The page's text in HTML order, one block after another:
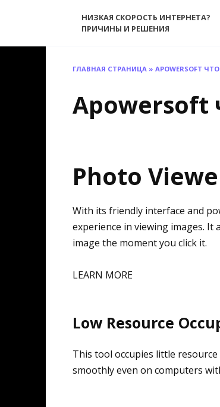
НИЗКАЯ СКОРОСТЬ ИНТЕРНЕТА?
ПРИЧИНЫ И РЕШЕНИЯ
ГЛАВНАЯ СТРАНИЦА » APOWERSOFT
Apowersoft
Photo
With its friendly interface and
experience in viewing images.
image the moment you click it.
LEARN MORE
Low Resource
This tool occupies little resource
smoothly even on computers